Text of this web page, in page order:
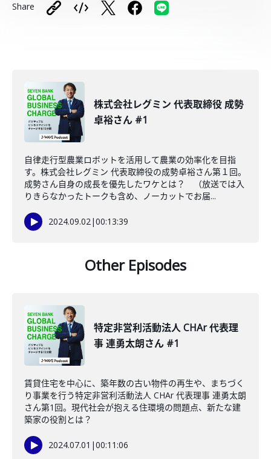
Share
株式会社レグミン 代表取締役 成勢
卓裕さん #1
自律走行型農業ロボットを活用して農業の効率化を目指
す。株式会社レグミン 代表取締役の成勢卓裕さん第１回。
成勢さん自身の成長を優先したワケとは？ （放送では入
りきらなかったトークも含め、ノーカットでお届...
2024.09.02|00:13:39
Other Episodes
特定非営利活動法人 CHAr 代表理
事 連勇太朗さん #1
賃貸住宅を中心に、築年数の古い物件の再生や、まちづく
り事業を行う特定非営利活動法人 CHAr 代表理事 連勇太朗
さん第1回。現代社会が抱える住環境の問題点、新たな建
築家の役割とは？
2024.07.01 |00:11:06